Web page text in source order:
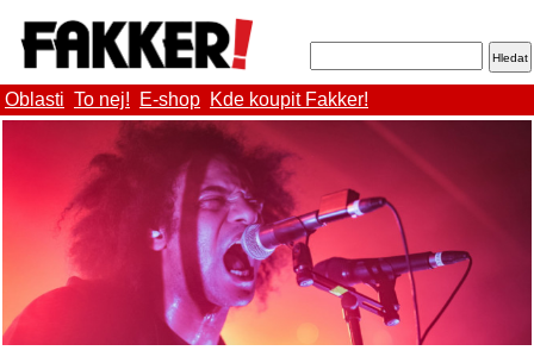
Oblasti To nej! E-shop Kde koupit Fakker!